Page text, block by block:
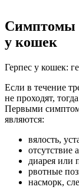
Симптомы
у кошек
Герпес у кошек:
Если в течение
не проходят,
Первыми
являются:
вялость,
отсутствие
диарея или
рвотные
насморк,